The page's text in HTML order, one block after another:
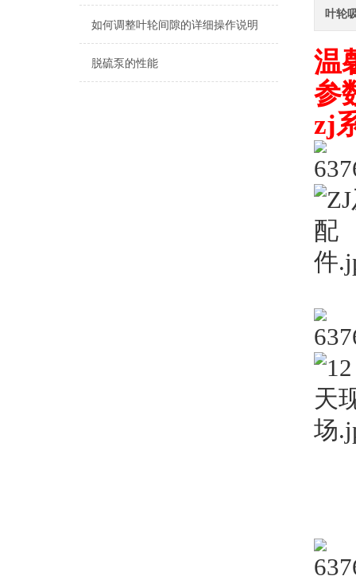
如何调整叶轮间隙的详细操作说明
脱硫泵的性能
叶轮
温
参
zj